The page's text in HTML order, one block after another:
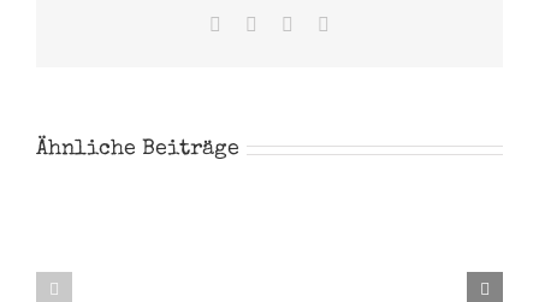
Facebook Pinterest
Ähnliche Beiträge